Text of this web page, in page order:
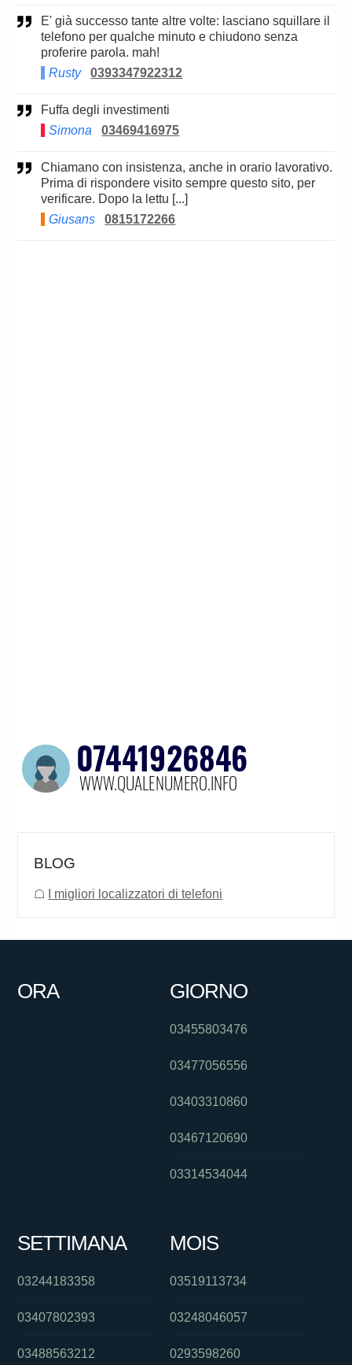
E' già successo tante altre volte: lasciano squillare il
telefono per qualche minuto e chiudono senza
proferire parola. mah!
Rusty
0393347922312
Fuffa degli investimenti
Simona
03469416975
Chiamano con insistenza, anche in orario lavorativo.
Prima di rispondere visito sempre questo sito, per
verificare. Dopo la lettu [...]
Giusans
0815172266
BLOG
☖ I migliori localizzatori di telefoni
ORA GIORNO
03455803476
03477056556
03403310860
03467120690
03314534044
SETTIMANA
03244183358
03407802393
03488563212
MOIS
03519113734
03248046057
0293598260